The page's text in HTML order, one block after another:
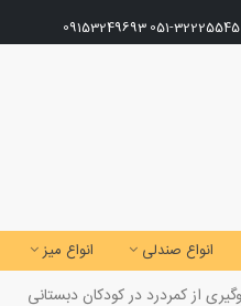
32225545-051
09153249693
انواع صندلی انواع میز